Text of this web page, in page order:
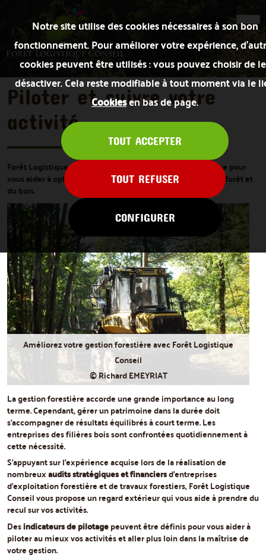
Notre site utilise des cookies nécessaires à son bon
fonctionnement. Pour améliorer votre expérience,
cookies peuvent être utilisés : vous pouvez choisir de
désactiver. Cela reste modifiable à tout moment via le
Cookiesen bas de page.
TOUT ACCEPTER
TOUT REFUSER
CONFIGURER
Piloter et suivre votre
activité
Forêt Logistique Conseil propose une démarche rigoureuse pour
vous aider à optimiser votre gestion dans le contexte de la forêt et
du bois.
Améliorez votre gestion forestière avec Forêt Logistique
Conseil
© Richard EMEYRIAT
La gestion forestière accorde une grande importance au long
terme. Cependant, gérer un patrimoine dans la durée doit
s'accompagner de résultats équilibrés à court terme. Les
entreprises des filières bois sont confrontées quotidiennement à
cette nécessité.
S'appuyant sur l'expérience acquise lors de la réalisation de
nombreuxaudits stratégiques et financiersd'entreprises
d'exploitation forestière et de travaux forestiers, Forêt Logistique
Conseil vous propose un regard extérieur qui vous aide à prendre du
recul sur vos activités.
Desindicateurs de pilotagepeuvent être définis pour vous aider à
piloter au mieux vos activités et aller plus loin dans la maîtrise de
votre gestion.